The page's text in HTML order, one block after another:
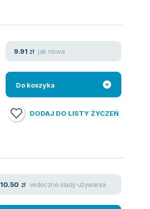
9.91 zł jak nowa
Do koszyka
DODAJ DO LISTY ŻYCZEŃ
10.50 zł widoczne ślady używania